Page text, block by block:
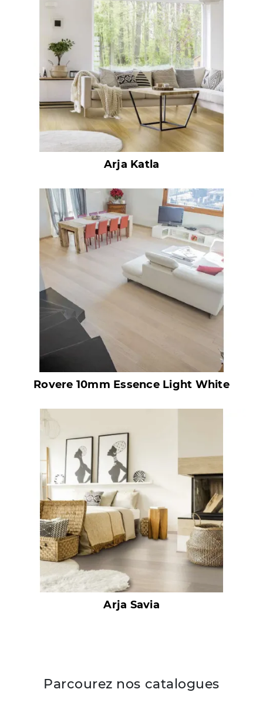
Arja Katla
Rovere 10mm Essence Light White
Arja Savia
Parcourez nos catalogues